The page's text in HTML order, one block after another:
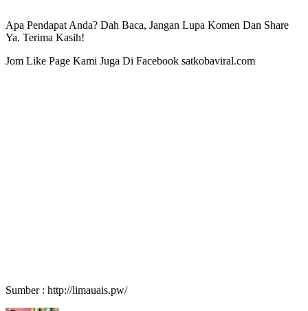
Apa Pendapat Anda? Dah Baca, Jangan Lupa Komen Dan Share
Ya. Terima Kasih!
Jom Like Page Kami Juga Di Facebook satkobaviral.com
Sumber : http://limauais.pw/